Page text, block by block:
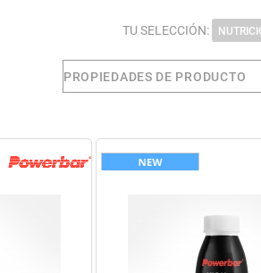
TU SELECCIÓN:
PROPIEDADES DE PRODUCTO